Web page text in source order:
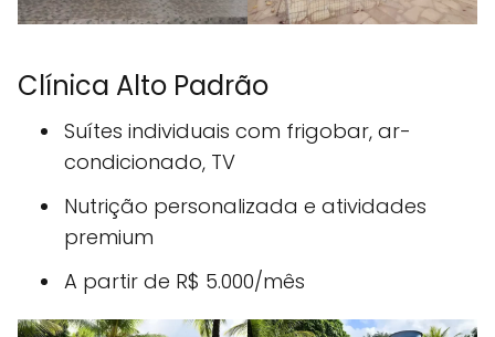
Clínica Alto Padrão
Suítes individuais com frigobar, ar-
condicionado, TV
Nutrição personalizada e atividades
premium
A partir de R$ 5.000/mês